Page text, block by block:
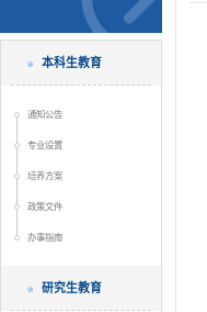
本科生教育
通知公告
专业设置
培养方案
政策文件
办事指南
研究生教育